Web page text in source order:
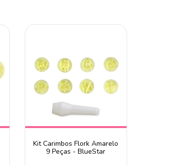
Kit Carimbos Flork Amarelo
9 Peças - BlueStar